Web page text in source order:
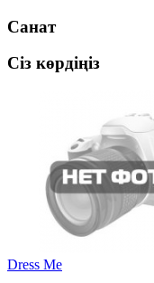
Санат
Сіз көрдіңіз
Dress Me